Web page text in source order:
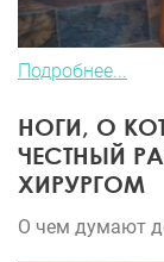
Подробнее...
НОГИ, О
ЧЕСТНЫЙ
ХИРУРГОМ
О чем думают